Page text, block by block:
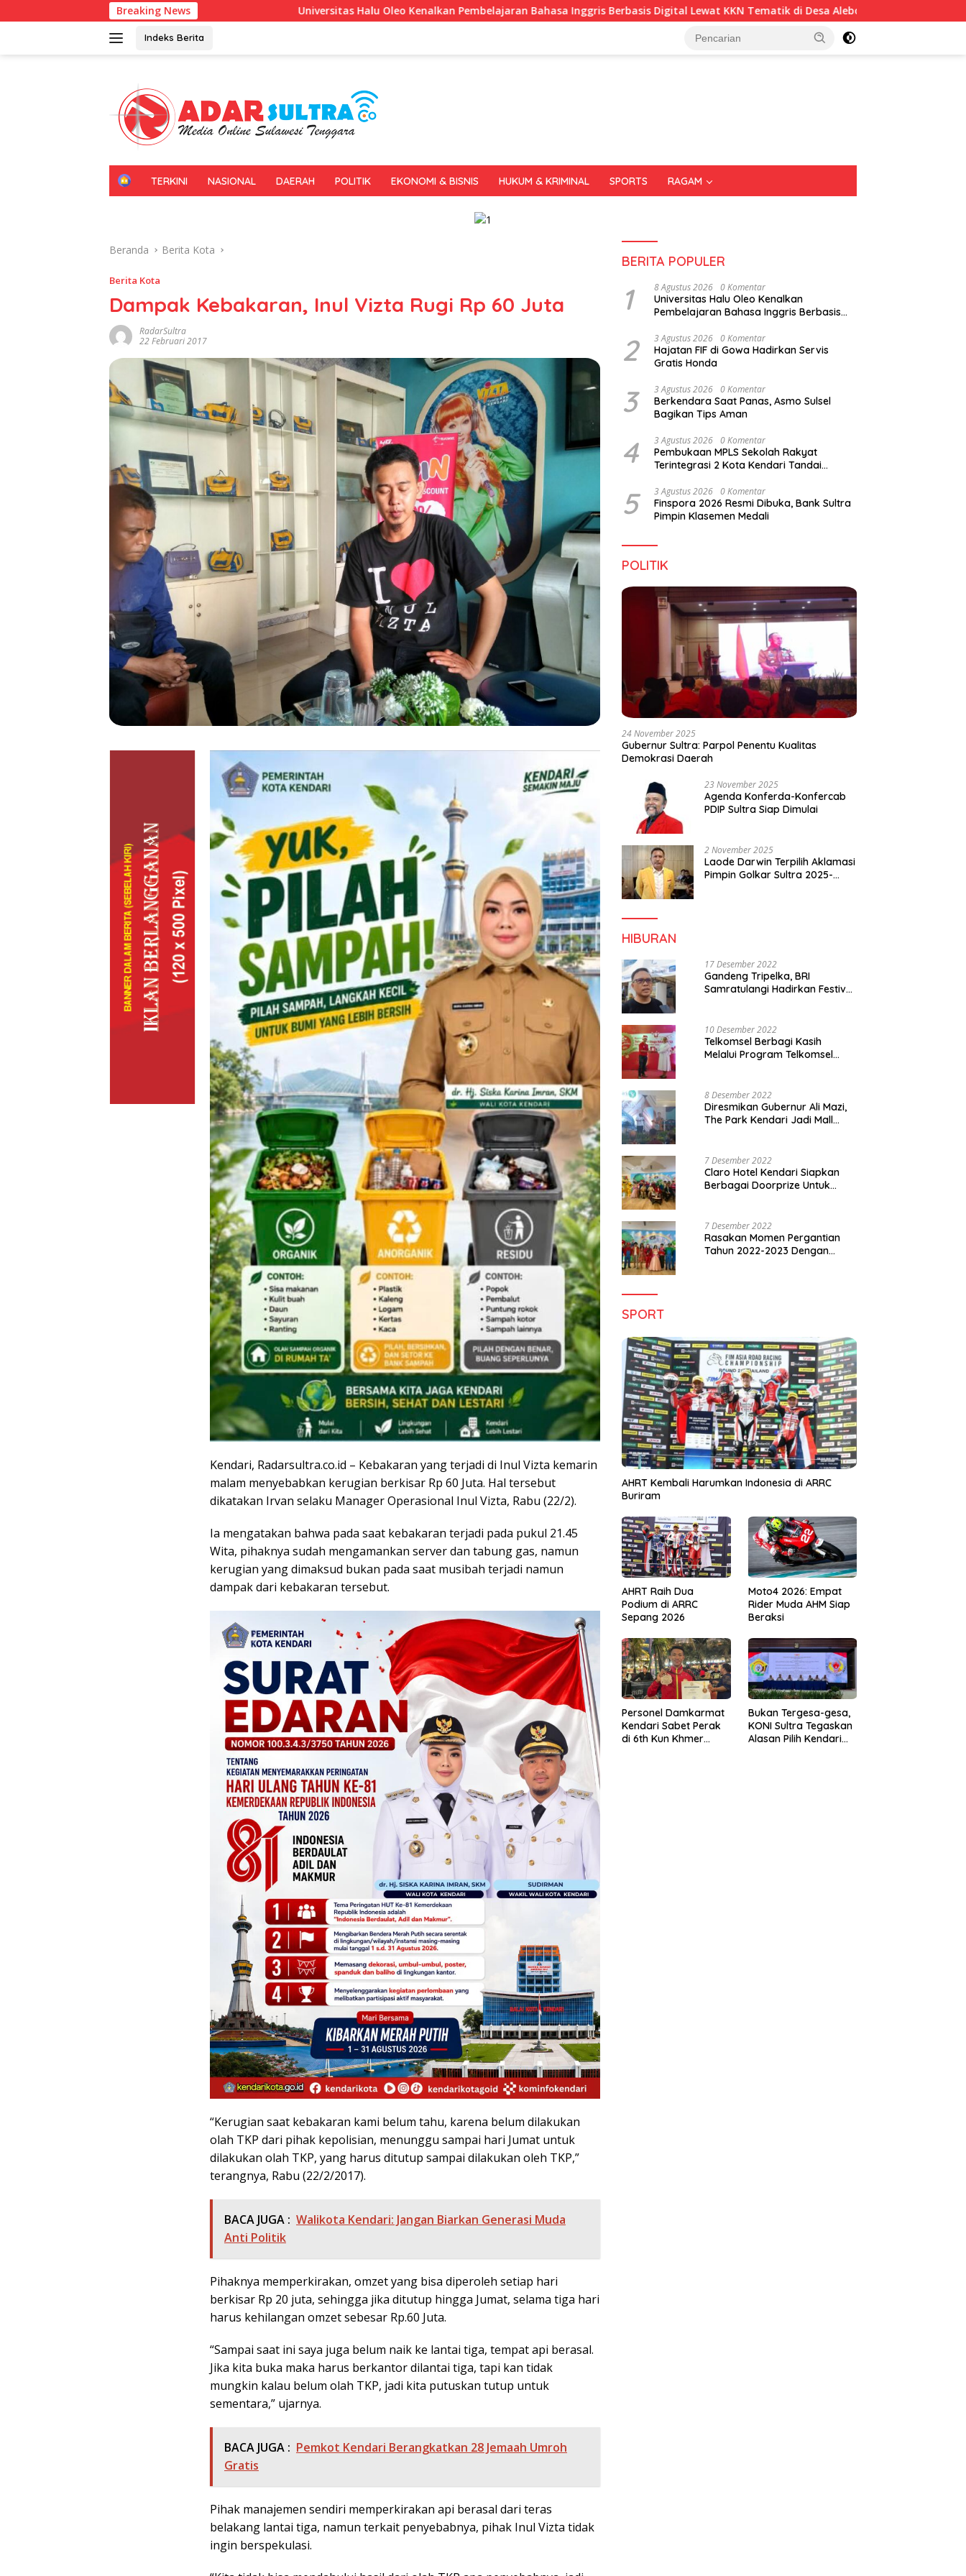
ke
Breaking NewsUniversitas Halu Oleo Kenalkan Pembelajaran Bahasa Inggris Berbasis Digital Lewat KKN Tematik di Desa Alebo Imigrasi Sultra Perkuat Kepedulian
Indeks Berita
H
TERKINI NASIONAL DAERAH POLITIK EKONOMI & BISNIS HUKUM & KRIMINAL SPORTS RAGAM
Beranda Berita Kota
Berita Kota
Dampak Kebakaran, Inul Vizta Rugi Rp 60 Juta
RadarSultra
22 Februari 2017
Kendari, Radarsultra.co.id – Kebakaran yang terjadi di Inul Vizta kemarin
malam menyebabkan kerugian berkisar Rp 60 Juta. Hal tersebut
dikatakan Irvan selaku Manager Operasional Inul Vizta, Rabu (22/2).
Ia mengatakan bahwa pada saat kebakaran terjadi pada pukul 21.45
Wita, pihaknya sudah mengamankan server dan tabung gas, namun
kerugian yang dimaksud bukan pada saat musibah terjadi namun
dampak dari kebakaran tersebut.
“Kerugian saat kebakaran kami belum tahu, karena belum dilakukan
olah TKP dari pihak kepolisian, menunggu sampai hari Jumat untuk
dilakukan olah TKP, yang harus ditutup sampai dilakukan oleh TKP,”
terangnya, Rabu (22/2/2017).
BACA JUGA : Walikota Kendari: Jangan Biarkan Generasi Muda
Anti Politik
Pihaknya memperkirakan, omzet yang bisa diperoleh setiap hari
berkisar Rp 20 juta, sehingga jika ditutup hingga Jumat, selama tiga hari
harus kehilangan omzet sebesar Rp.60 Juta.
“Sampai saat ini saya juga belum naik ke lantai tiga, tempat api berasal.
Jika kita buka maka harus berkantor dilantai tiga, tapi kan tidak
mungkin kalau belum olah TKP, jadi kita putuskan tutup untuk
sementara,” ujarnya.
BACA JUGA : Pemkot Kendari Berangkatkan 28 Jemaah Umroh
Gratis
Pihak manajemen sendiri memperkirakan api berasal dari teras
belakang lantai tiga, namun terkait penyebabnya, pihak Inul Vizta tidak
ingin berspekulasi.
BERITA POPULER
1 8 Agustus 2026 0 Komentar
Universitas Halu Oleo Kenalkan
Pembelajaran Bahasa Inggris Berbasis
2 3 Agustus 2026 0 Komentar
Hajatan FIF di Gowa Hadirkan Servis
Gratis Honda
3 3 Agustus 2026 0 Komentar
Berkendara Saat Panas, Asmo Sulsel
Bagikan Tips Aman
4 3 Agustus 2026 0 Komentar
Pembukaan MPLS Sekolah Rakyat
Terintegrasi 2 Kota Kendari Tandai
5 3 Agustus 2026 0 Komentar
Finspora 2026 Resmi Dibuka, Bank Sultra
Pimpin Klasemen Medali
POLITIK
24 November 2025
Gubernur Sultra: Parpol Penentu Kualitas
Demokrasi Daerah
23 November 2025
Agenda Konferda-Konfercab
PDIP Sultra Siap Dimulai
2 November 2025
Laode Darwin Terpilih Aklamasi
Pimpin Golkar Sultra 2025-
HIBURAN
17 Desember 2022
Gandeng Tripelka, BRI
Samratulangi Hadirkan Festival
10 Desember 2022
Telkomsel Berbagi Kasih
Melalui Program Telkomsel
8 Desember 2022
Diresmikan Gubernur Ali Mazi,
The Park Kendari Jadi Mall
7 Desember 2022
Claro Hotel Kendari Siapkan
Berbagai Doorprize Untuk
7 Desember 2022
Rasakan Momen Pergantian
Tahun 2022-2023 Dengan
SPORT
AHRT Kembali Harumkan Indonesia di ARRC
Buriram
AHRT Raih Dua
Podium di ARRC
Sepang 2026
Moto4 2026: Empat
Rider Muda AHM Siap
Beraksi
Personel Damkarmat
Kendari Sabet Perak
di 6th Kun Khmer
Bukan Tergesa-gesa,
KONI Sultra Tegaskan
Alasan Pilih Kendari